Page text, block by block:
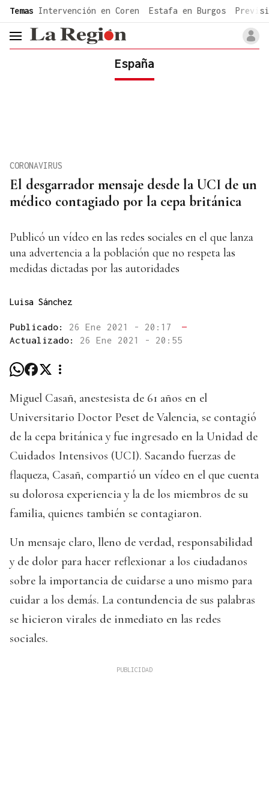
common.go-to-content
Temas Intervención en Coren Estafa en Burgos
header.menu.open
España
El desgarrador mensaje desde la UCI de un
médico contagiado por la cepa británica
CORONAVIRUS
Publicó un vídeo en las redes sociales en el que lanza
una advertencia a la población que no respeta las
medidas dictadas por las autoridades
Luisa Sánchez
Publicado: 26 Ene 2021 - 20:17
—
Actualizado: 26 Ene 2021 - 20:55
Miguel Casañ, anestesista de 61 años en el
Universitario Doctor Peset de Valencia, se contagió
de la cepa británica y fue ingresado en la Unidad de
Cuidados Intensivos (UCI). Sacando fuerzas de
flaqueza, Casañ, compartió un vídeo en el que cuenta
su dolorosa experiencia y la de los miembros de su
familia, quienes también se contagiaron.
Un mensaje claro, lleno de verdad, responsabilidad
y de dolor para hacer reflexionar a los ciudadanos
sobre la importancia de cuidarse a uno mismo para
cuidar a los demás. La contundencia de sus palabras
se hicieron virales de inmediato en las redes
sociales.